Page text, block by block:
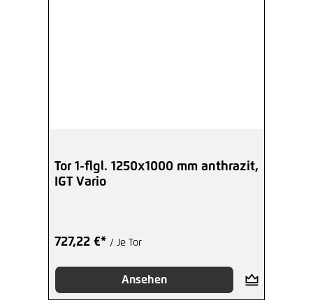
Tor 1-flgl. 1250x1000 mm anthrazit,
IGT Vario
727,22 €* / Je Tor
Ansehen